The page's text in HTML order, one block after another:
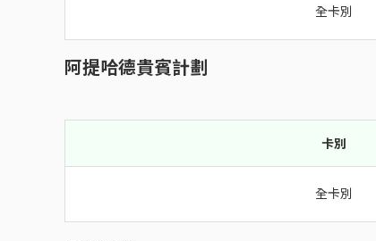
全卡別
阿提哈德貴賓計劃
卡別
全卡別